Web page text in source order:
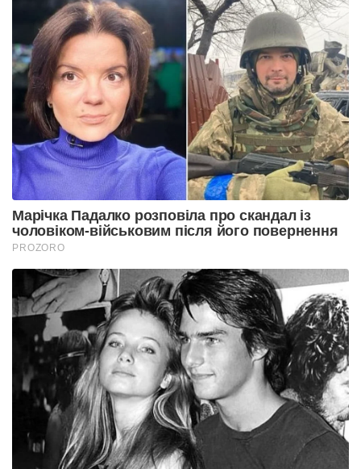
Марічка Падалко розповіла про скандал із
чоловіком-військовим після його повернення
PROZORO